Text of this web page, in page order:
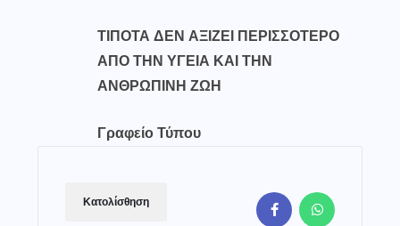
ΤΙΠΟΤΑ ΔΕΝ ΑΞΙΖΕΙ ΠΕΡΙΣΣΟΤΕΡΟ
ΑΠΟ ΤΗΝ ΥΓΕΙΑ ΚΑΙ ΤΗΝ
ΑΝΘΡΩΠΙΝΗ ΖΩΗ
Γραφείο Τύπου
Κατολίσθηση